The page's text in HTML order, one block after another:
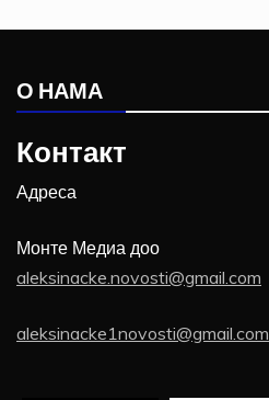
О НАМА
Контакт
Адреса
Монте Медиа доо
aleksinacke.novosti@gmail.com
aleksinacke1novosti@gmail.com